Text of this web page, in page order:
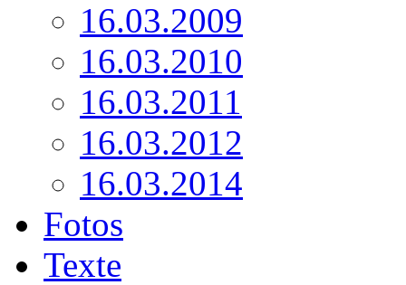
16.03.2009
16.03.2010
16.03.2011
16.03.2012
16.03.2014
Fotos
Texte